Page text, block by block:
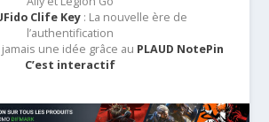
Clife Key : La nouvelle ère de
l’authentification
une idée grâce au PLAUD NotePin
C’est interactif